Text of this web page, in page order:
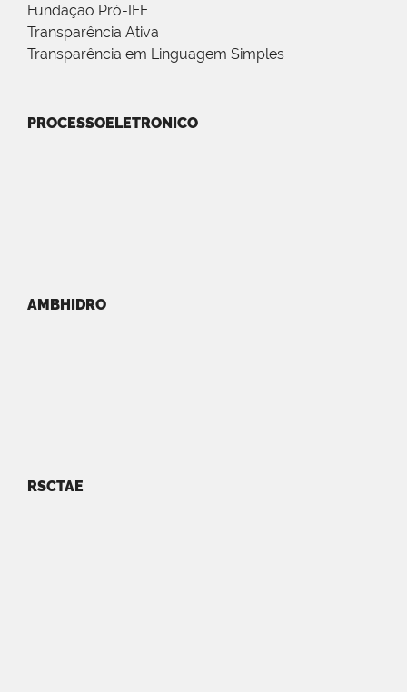
Fundação Pró-IFF
Transparência Ativa
Transparência em Linguagem Simples
PROCESSOELETRONICO
AMBHIDRO
RSCTAE